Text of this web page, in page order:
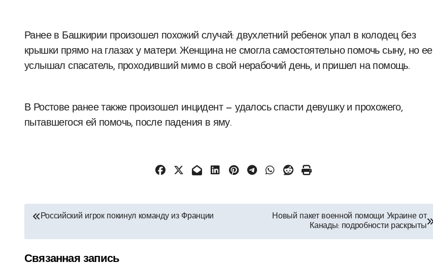
Ранее в Башкирии произошел похожий случай: двухлетний ребенок упал в колодец без
крышки прямо на глазах у матери. Женщина не смогла самостоятельно помочь сыну, но ее
услышал спасатель, проходивший мимо в свой нерабочий день, и пришел на помощь.
В Ростове ранее также произошел инцидент — удалось спасти девушку и прохожего,
пытавшегося ей помочь, после падения в яму.
Навигация
по
записям
Российский игрок покинул команду из Франции
Новый пакет военной помощи Украине от
Канады: подробности раскрыты
Связанная запись